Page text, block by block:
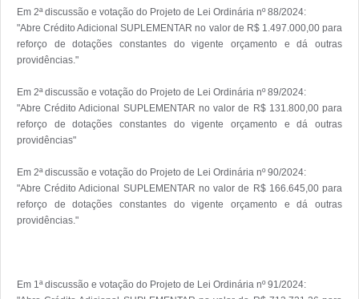
Em 2ª discussão e votação do Projeto de Lei Ordinária nº 88/2024:
"Abre Crédito Adicional SUPLEMENTAR no valor de R$ 1.497.000,00 para
reforço de dotações constantes do vigente orçamento e dá outras
providências."
Em 2ª discussão e votação do Projeto de Lei Ordinária nº 89/2024:
"Abre Crédito Adicional SUPLEMENTAR no valor de R$ 131.800,00 para
reforço de dotações constantes do vigente orçamento e dá outras
providências"
Em 2ª discussão e votação do Projeto de Lei Ordinária nº 90/2024:
"Abre Crédito Adicional SUPLEMENTAR no valor de R$ 166.645,00 para
reforço de dotações constantes do vigente orçamento e dá outras
providências."
Em 1ª discussão e votação do Projeto de Lei Ordinária nº 91/2024: